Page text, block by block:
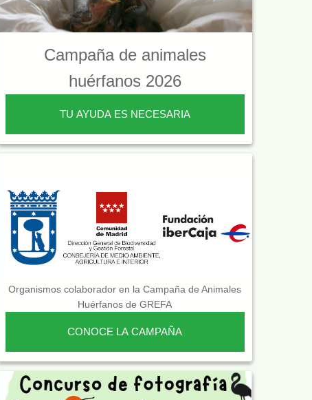
Campaña de animales
huérfanos 2026
TU AYUDA ES NECESARIA
Organismos colaborador en la Campaña de Animales
Huérfanos de GREFA
CONOCE LA CAMPAÑA